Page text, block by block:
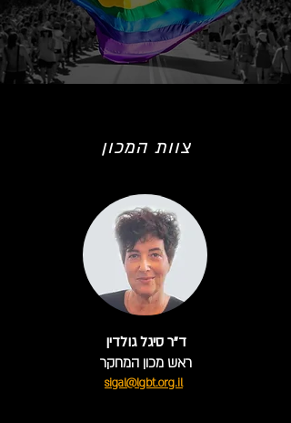
צוות המכון
ד"ר סיגל גולדין
ראש מכון המחקר
sigal@lgbt.org.il